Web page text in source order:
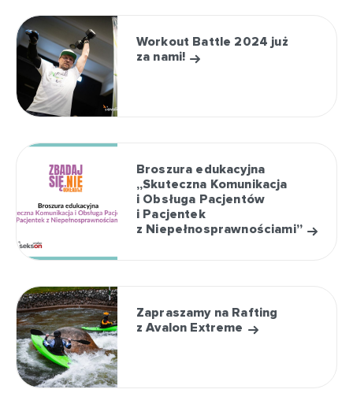
Workout Battle 2024 już
za nami!
Broszura edukacyjna
„Skuteczna Komunikacja
i Obsługa Pacjentów
i Pacjentek
z Niepełnosprawnościami”
Zapraszamy na Rafting
z Avalon Extreme